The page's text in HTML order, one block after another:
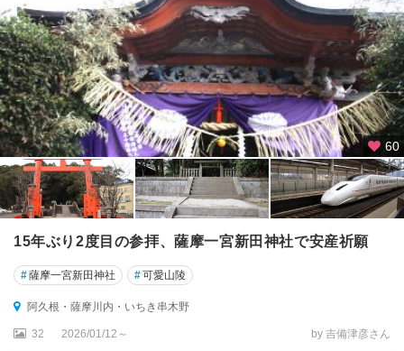
60
15年ぶり2度目の参拝、薩摩一宮新田神社で安産祈願
#薩摩一宮新田神社 #可愛山陵
阿久根・薩摩川内・いちき串木野
32 2026/01/12～ by 吉備津彦さん